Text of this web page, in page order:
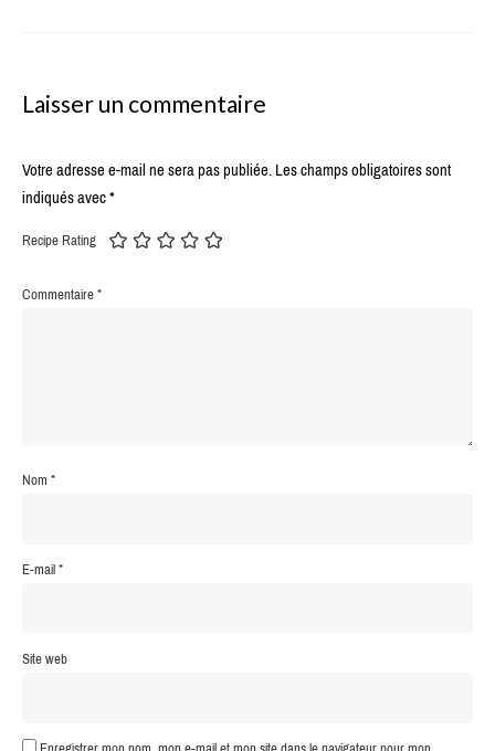
Laisser un commentaire
Votre adresse e-mail ne sera pas publiée.Les champs obligatoires sont
indiqués avec*
Recipe Rating
Commentaire*
Nom*
E-mail*
Site web